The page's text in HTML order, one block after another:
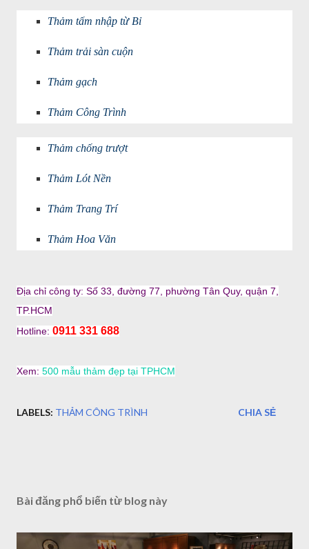
Thảm tấm nhập từ Bỉ
Thảm trải sàn cuộn
Thảm gạch
Thảm Công Trình
Thảm chống trượt
Thảm Lót Nền
Thảm Trang Trí
Thảm Hoa Văn
Địa chỉ công ty: Số 33, đường 77, phường Tân Quy, quận 7,
TP.HCM
Hotline: 0911 331 688
Xem: 500 mẫu thảm đẹp tại TPHCM
LABELS: THẢM CÔNG TRÌNH CHIA SẺ
Bài đăng phổ biến từ blog này